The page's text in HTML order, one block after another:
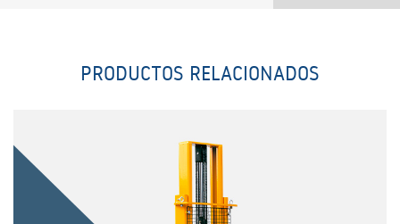
PRODUCTOS RELACIONADOS